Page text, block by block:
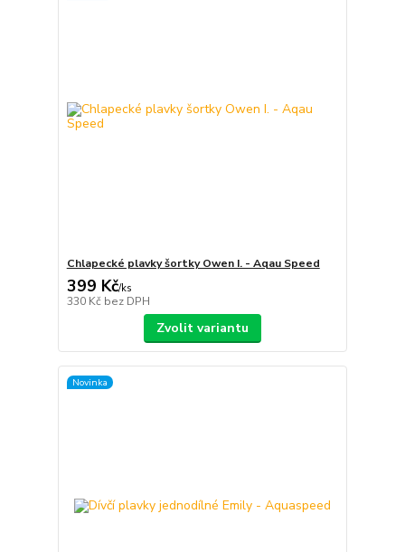
Chlapecké plavky šortky Owen I. - Aqau Speed
399 Kč/ks
330 Kč bez DPH
Zvolit variantu
Novinka